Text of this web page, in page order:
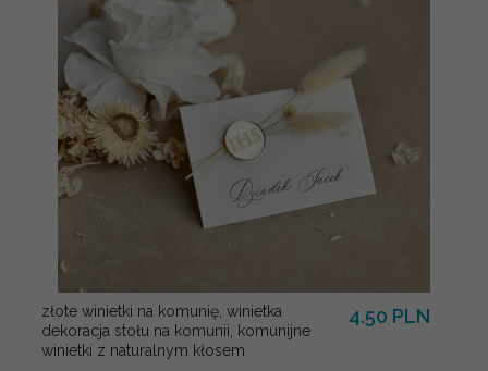
złote winietki na komunię, winietka
dekoracja stołu na komunii, komunijne
winietki z naturalnym kłosem
4.50 PLN